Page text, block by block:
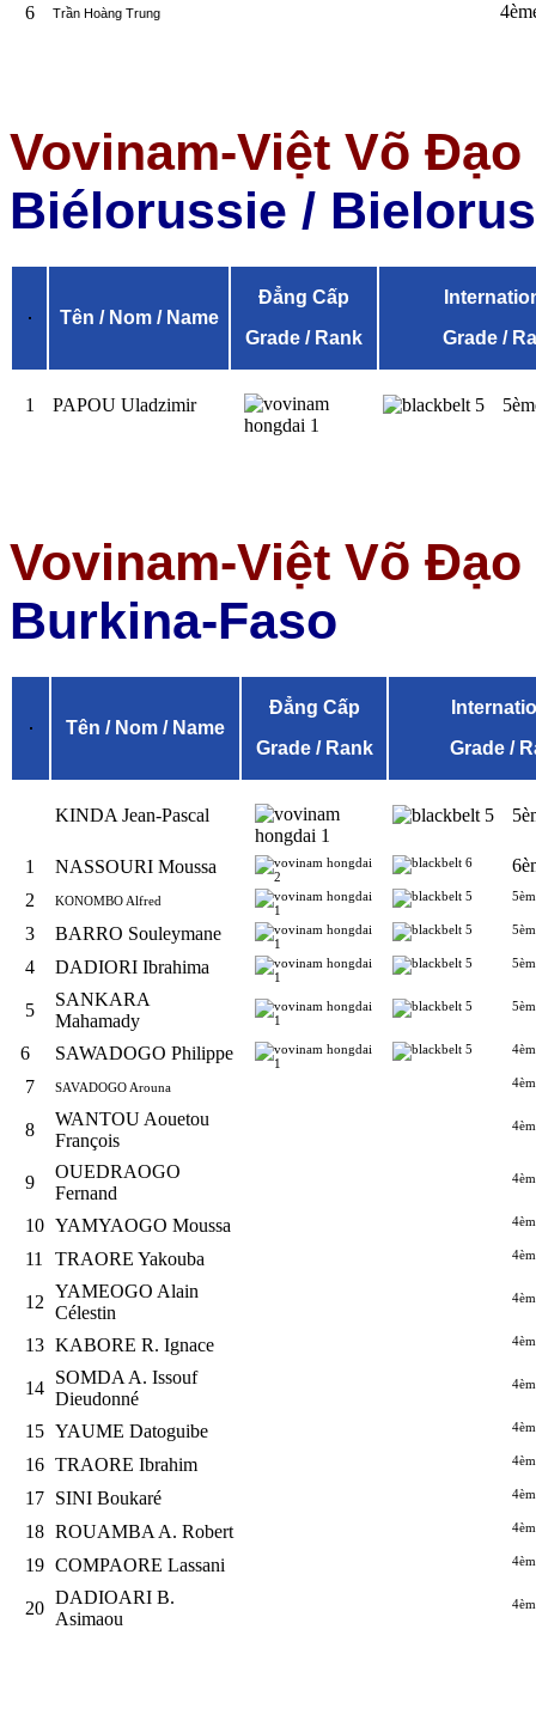
6
Trần Hoàng Trung
Vovinam-Việt Võ
Biélorussie /
Tên / Nom / Name
Đẳng Cấp
Grade / Rank
Grade /
1 PAPOU Uladzimir
Vovinam-Việt Võ
Burkina-Faso
Tên / Nom / Name
Đẳng Cấp
Grade / Rank
Grade /
KINDA Jean-Pascal
1 NASSOURI Moussa
2
KONOMBO Alfred
3 BARRO Souleymane
4 DADIORI Ibrahima
5
SANKARA
Mahamady
6 SAWADOGO Philippe
7 SAVADOGO Arouna
8
WANTOU Aouetou
François
9
OUEDRAOGO
Fernand
10 YAMYAOGO Moussa
11 TRAORE Yakouba
12
YAMEOGO Alain
Célestin
13 KABORE R. Ignace
14
SOMDA A. Issouf
Dieudonné
15 YAUME Datoguibe
16 TRAORE Ibrahim
17 SINI Boukaré
18 ROUAMBA A. Robert
19 COMPAORE Lassani
20
DADIOARI B.
Asimaou